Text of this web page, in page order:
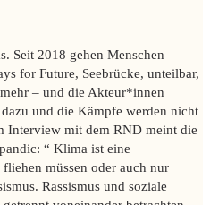
Seit 2018 gehen Menschen
for Future, Seebrücke, unteilbar,
– und die Akteur*innen
und die Kämpfe werden nicht
Interview mit demRNDmeint die
“ Klima ist eine
müssen oder auch nur
Rassismus und soziale